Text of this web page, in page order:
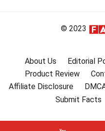
© 2023
About Us Editorial
Product Review
Affiliate Disclosure
Submit Facts